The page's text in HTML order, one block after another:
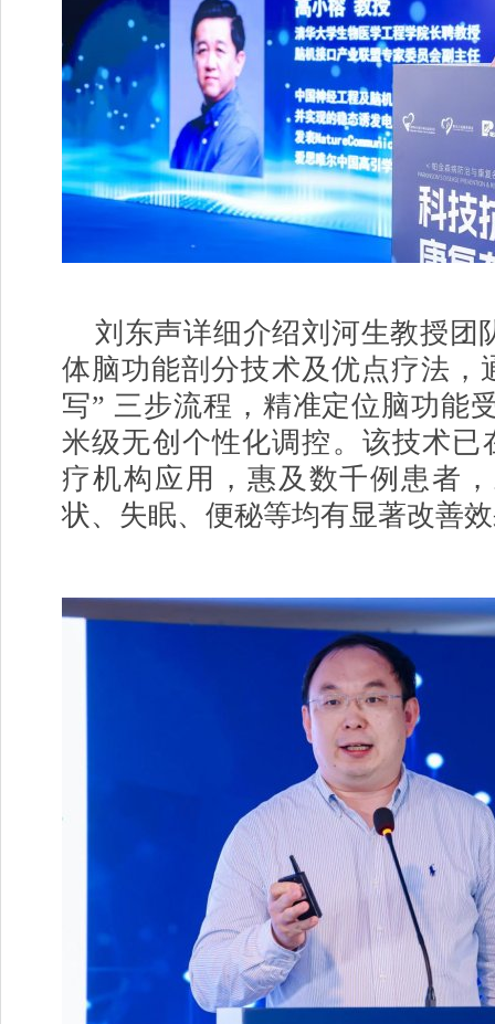
刘东声详细介绍刘河生教授团
体脑功能剖分技术及优点疗法
写” 三步流程，精准定位脑功能
米级无创个性化调控。该技术已
疗机构应用，惠及数千例患者
状、失眠、便秘等均有显著改善